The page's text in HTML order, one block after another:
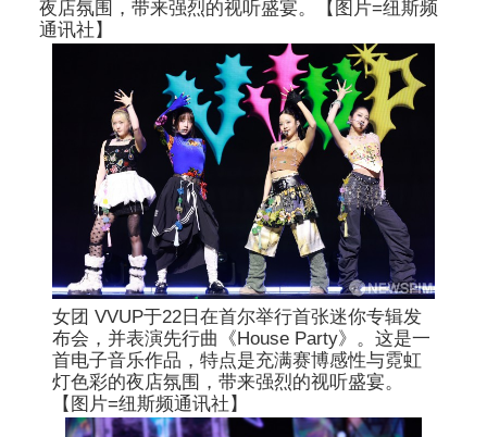
夜店氛围，带来强烈的视听盛宴。【图片=纽斯频
通讯社】
女团 VVUP于22日在首尔举行首张迷你专辑发
布会，并表演先行曲《House Party》。这是一
首电子音乐作品，特点是充满赛博感性与霓虹
灯色彩的夜店氛围，带来强烈的视听盛宴。
【图片=纽斯频通讯社】